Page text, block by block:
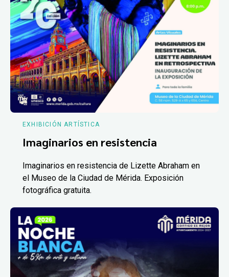
EXHIBICIÓN ARTÍSTICA
Imaginarios en resistencia
Imaginarios en resistencia de Lizette Abraham en
el Museo de la Ciudad de Mérida. Exposición
fotográfica gratuita.